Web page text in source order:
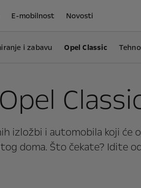
E-mobilnost Novosti
i zabavu Opel Classic
izložbi i automobila koji
doma. Što čekate? Idite